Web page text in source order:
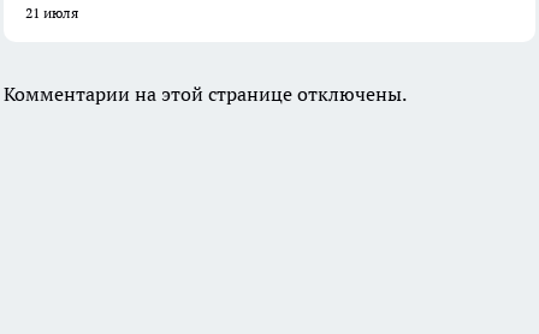
21 июля
Комментарии на этой странице отключены.